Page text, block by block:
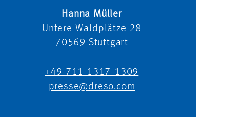
Hanna Müller
Untere Waldplätze 28
70569 Stuttgart
+49 711 1317-1309
presse@dreso.com